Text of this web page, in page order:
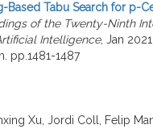
Based Tabu Search for p-
of the Twenty-Ninth
Intelligence, Jan
pp.1481-1487
Xu, Jordi Coll, Felip